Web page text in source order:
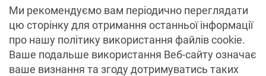
Ми рекомендуємо вам періодично переглядати
цю сторінку для отримання останньої інформації
про нашу політику використання файлів cookie.
Ваше подальше використання Веб-сайту означає
ваше визнання та згоду дотримуватись таких